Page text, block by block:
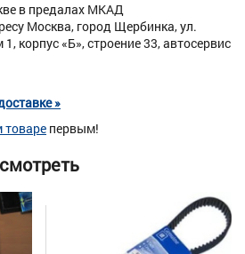
в предалах МКАД
Москва, город Щербинка, ул.
корпус «Б», строение 33, автосервис
»
товаре первым!